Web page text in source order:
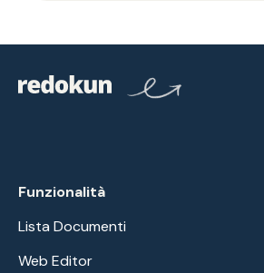
Funzionalità
Lista Documenti
Web Editor